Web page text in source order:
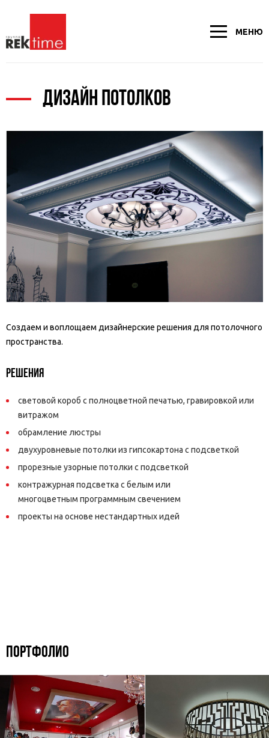
МЕНЮ
ДИЗАЙН ПОТОЛКОВ
Создаем и воплощаем дизайнерские решения для потолочного
пространства.
Решения
световой короб с полноцветной печатью, гравировкой или
витражом
обрамление люстры
двухуровневые потолки из гипсокартона с подсветкой
прорезные узорные потолки с подсветкой
контражурная подсветка с белым или
многоцветным программным свечением
проекты на основе нестандартных идей
ПОРТФОЛИО